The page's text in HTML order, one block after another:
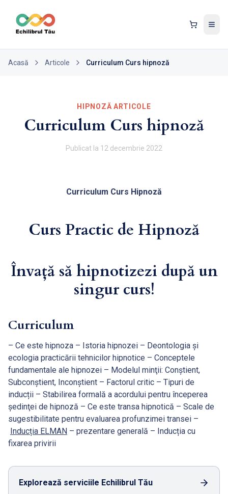
Acasă Articole Curriculum Curs hipnoză
HIPNOZĂ ARTICOLE
Curriculum Curs hipnoză
Publicat la 12 decembrie 2022
Curriculum Curs Hipnoză
Curs Practic de Hipnoză
Învață să hipnotizezi după un
singur curs!
Curriculum
– Ce este hipnoza – Istoria hipnozei – Deontologia și
ecologia practicării tehnicilor hipnotice – Conceptele
fundamentale ale hipnozei – Modelul minţii: Conştient,
Subconştient, Inconştient – Factorul critic – Tipuri de
inducții – Stabilirea formală a acordului pentru începerea
şedinţei de hipnoză – Ce este transa hipnotică – Scale de
sugestibilitate pentru evaluarea profunzimei transei –
Inducția ELMAN – prezentare generală – Inducția cu
fixarea privirii
Explorează serviciile Echilibrul Tău